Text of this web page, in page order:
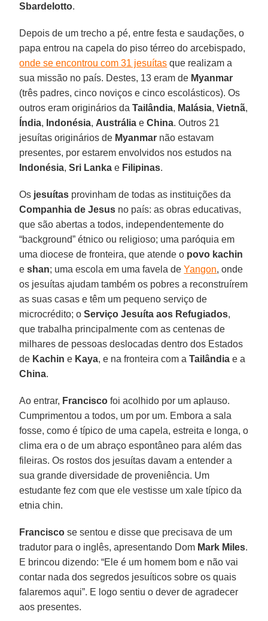
Sbardelotto.
Depois de um trecho a pé, entre festa e saudações, o
papa entrou na capela do piso térreo do arcebispado,
onde se encontrou com 31 jesuítas que realizam a
sua missão no país. Destes, 13 eram de Myanmar
(três padres, cinco noviços e cinco escolásticos). Os
outros eram originários daTailândia, Malásia,Vietnã,
Índia, Indonésia, Austrália eChina. Outros 21
jesuítas originários de Myanmar não estavam
presentes, por estarem envolvidos nos estudos na
Indonésia,Sri Lanka e Filipinas.
Os jesuítas provinham de todas as instituições da
Companhia de Jesus no país: as obras educativas,
que são abertas a todos, independentemente do
“background” étnico ou religioso; uma paróquia em
uma diocese de fronteira, que atende o povo kachin
eshan; uma escola em uma favela deYangon, onde
os jesuítas ajudam também os pobres a reconstruírem
as suas casas e têm um pequeno serviço de
microcrédito; oServiço Jesuíta aos Refugiados,
que trabalha principalmente com as centenas de
milhares de pessoas deslocadas dentro dos Estados
de Kachin e Kaya, e na fronteira com aTailândia e a
China.
Ao entrar, Francisco foi acolhido por um aplauso.
Cumprimentou a todos, um por um. Embora a sala
fosse, como é típico de uma capela, estreita e longa, o
clima era o de um abraço espontâneo para além das
fileiras. Os rostos dos jesuítas davam a entender a
sua grande diversidade de proveniência. Um
estudante fez com que ele vestisse um xale típico da
etnia chin.
Francisco se sentou e disse que precisava de um
tradutor para o inglês, apresentando Dom Mark Miles.
E brincou dizendo: “Ele é um homem bom e não vai
contar nada dos segredos jesuíticos sobre os quais
falaremos aqui”. E logo sentiu o dever de agradecer
aos presentes.